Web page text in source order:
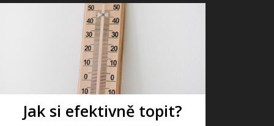
Jak si efektivně topit?